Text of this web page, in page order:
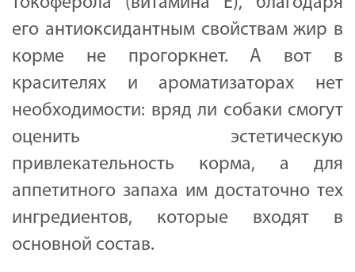
его антиоксидантным свойствам жир в
корме не прогоркнет. А вот в
красителях и ароматизаторах нет
необходимости: вряд ли собаки смогут
оценить эстетическую
привлекательность корма, а для
аппетитного запаха им достаточно тех
ингредиентов, которые входят в
основной состав.